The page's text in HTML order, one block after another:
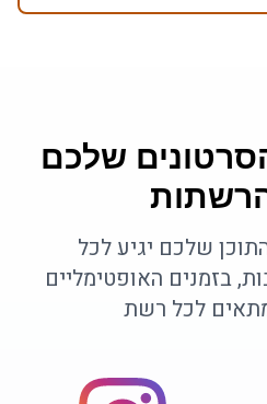
שלכם
שלכם יגיע לכל
בזמנים האופטימליים
לכל רשת